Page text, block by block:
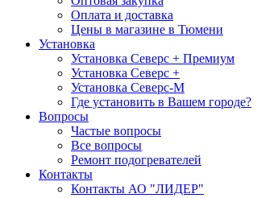
Оплата и доставка
Цены в магазине в Тюмени
Установка
Установка Северс + Премиум
Установка Северс +
Установка Северс-М
Где установить в Вашем городе?
Вопросы
Частые вопросы
Все вопросы
Ремонт подогревателей
Контакты
Контакты АО "ЛИДЕР"